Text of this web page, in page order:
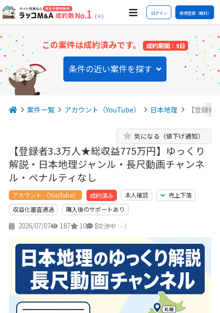
(※) ログイン 新規登録（無料）
この案件は成約済みです。 成約期間：9日
条件の近い案件を探す
案件一覧 アカウント（YouTube） 日本地理 【登録
【登録者3.3万人★総収益775万円】ゆっくり
解説・日本地理ジャンル・長尺動画チャンネ
ル・ペナルティなし
気になる（値下げ通知）
アカウント （YouTube） 成約済み 本人確認
売上下落
収益化審査通過
購入後のサポートあり
2026/07/07 187 10 5
（交渉中 : - ）